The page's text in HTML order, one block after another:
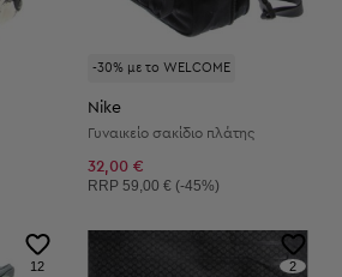
-30% με το WELCOME
Nike
Γυναικείο σακίδιο πλάτης
32,00 €
Συνιστώμενη τιμή:
RRP 59,00 € (-45%)
12 2